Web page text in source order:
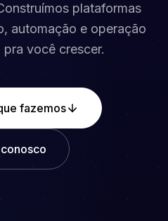
plataformas
automação e operação
você crescer.
fazemos